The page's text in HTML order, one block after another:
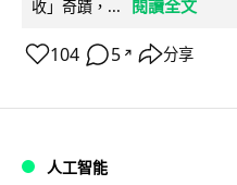
收」奇蹟，... 閱讀全文
104 5 ↗ 分享
人工智能